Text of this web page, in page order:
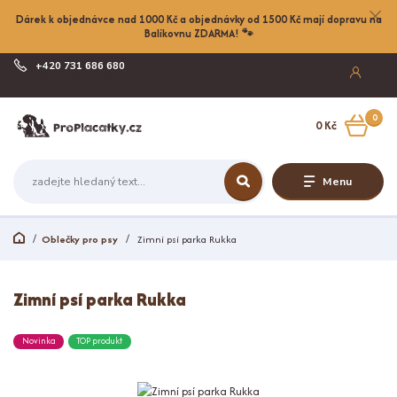
Dárek k objednávce nad 1000 Kč a objednávky od 1500 Kč mají dopravu na
Balíkovnu ZDARMA! 🐾
Menu
+420 731 686 680
0
0 Kč
Oblečky pro psy Zimní psí parka Rukka
Zimní psí parka Rukka
Novinka TOP produkt